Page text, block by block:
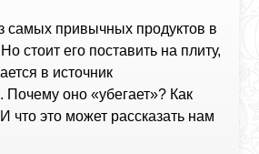
самых привычных продуктов в
стоит его поставить на плиту,
в источник
Почему оно «убегает»? Как
что это может рассказать нам